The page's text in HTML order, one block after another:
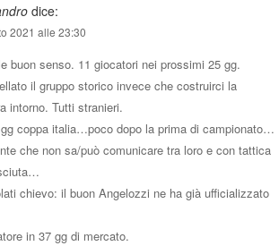
dice:
2021 alle 23:30
buon senso. 11 giocatori nei prossimi 25 gg.
il gruppo storico invece che costruirci la
intorno. Tutti stranieri.
coppa italia…poco dopo la prima di campionato…
che non sa/può comunicare tra loro e con tattica
chievo: il buon Angelozzi ne ha già ufficializzato
in 37 gg di mercato.